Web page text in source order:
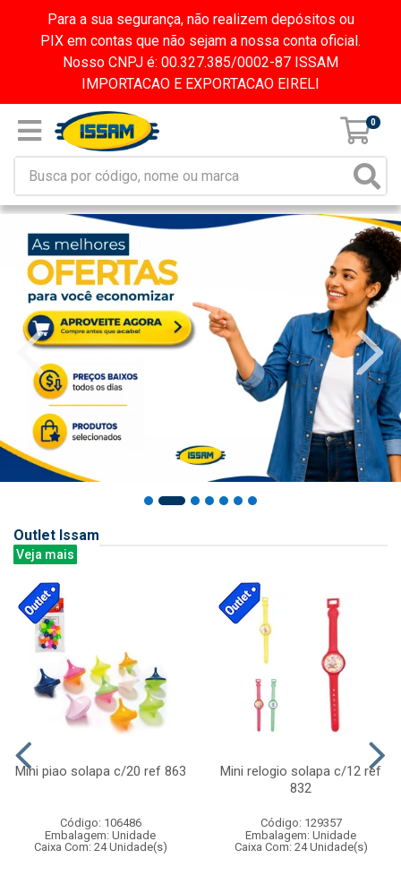
Para a sua segurança, não realizem depósitos ou
PIX em contas que não sejam a nossa conta oficial.
Nosso CNPJ é: 00.327.385/0002-87 ISSAM
IMPORTACAO E EXPORTACAO EIRELI
0
Outlet Issam
Veja mais
Mini piao solapa c/20 ref 863
Código: 106486
Embalagem: Unidade
Caixa Com: 24 Unidade(s)
Mini relogio solapa c/12 ref
832
Código: 129357
Embalagem: Unidade
Caixa Com: 24 Unidade(s)